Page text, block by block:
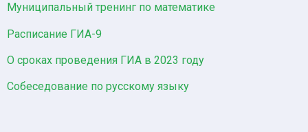
Муниципальный тренинг по математике
Расписание ГИА-9
О сроках проведения ГИА в 2023 году
Собеседование по русскому языку